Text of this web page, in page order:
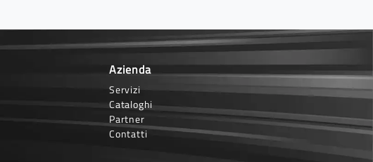
Azienda
Servizi
Cataloghi
Partner
Contatti